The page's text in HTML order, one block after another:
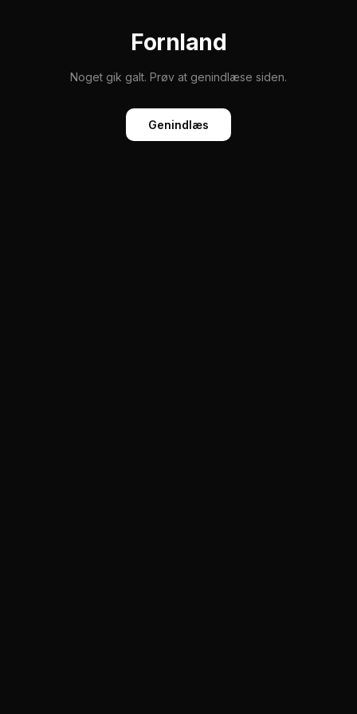
Fornland
Noget gik galt. Prøv at genindlæse siden.
Genindlæs